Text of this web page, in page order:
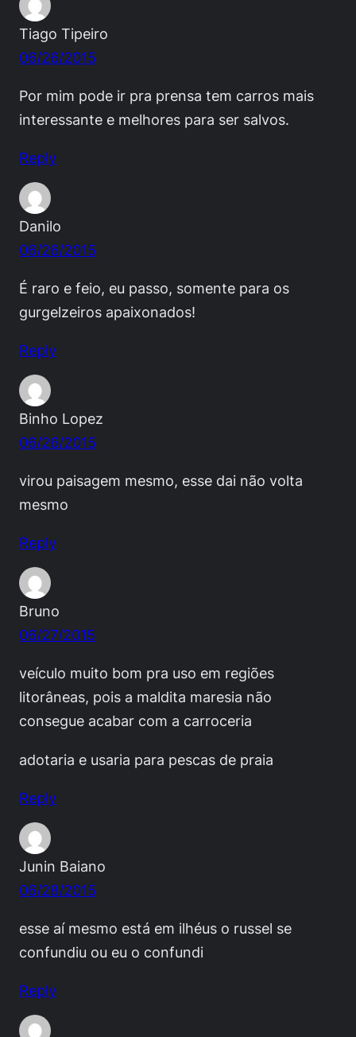
Tiago Tipeiro
06/26/2015
Por mim pode ir pra prensa tem carros mais
interessante e melhores para ser salvos.
Reply
Danilo
06/26/2015
É raro e feio, eu passo, somente para os
gurgelzeiros apaixonados!
Reply
Binho Lopez
06/26/2015
virou paisagem mesmo, esse dai não volta
mesmo
Reply
Bruno
06/27/2015
veículo muito bom pra uso em regiões
litorâneas, pois a maldita maresia não
consegue acabar com a carroceria
adotaria e usaria para pescas de praia
Reply
Junin Baiano
06/28/2015
esse aí mesmo está em ilhéus o russel se
confundiu ou eu o confundi
Reply